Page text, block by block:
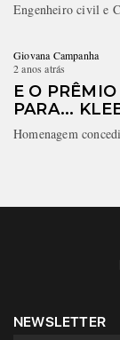
Engenheiro civil e
Giovana Campanha
2 anos atrás
E O
PARA...
Homenagem
NEWSLETTER